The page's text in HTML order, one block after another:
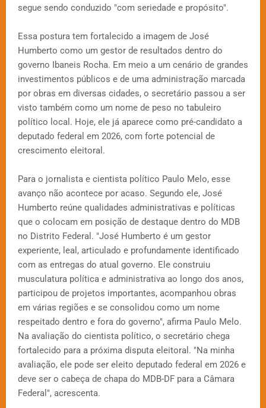
segue sendo conduzido "com seriedade e propósito".
Essa postura tem fortalecido a imagem de José
Humberto como um gestor de resultados dentro do
governo Ibaneis Rocha. Em meio a um cenário de grandes
investimentos públicos e de uma administração marcada
por obras em diversas cidades, o secretário passou a ser
visto também como um nome de peso no tabuleiro
político local. Hoje, ele já aparece como pré-candidato a
deputado federal em 2026, com forte potencial de
crescimento eleitoral.
Para o jornalista e cientista político Paulo Melo, esse
avanço não acontece por acaso. Segundo ele, José
Humberto reúne qualidades administrativas e políticas
que o colocam em posição de destaque dentro do MDB
no Distrito Federal. "José Humberto é um gestor
experiente, leal, articulado e profundamente identificado
com as entregas do atual governo. Ele construiu
musculatura política e administrativa ao longo dos anos,
participou de projetos importantes, acompanhou obras
em várias regiões e se consolidou como um nome
respeitado dentro e fora do governo", afirma Paulo Melo.
Na avaliação do cientista político, o secretário chega
fortalecido para a próxima disputa eleitoral. "Na minha
avaliação, ele pode ser eleito deputado federal em 2026 e
deve ser o cabeça de chapa do MDB-DF para a Câmara
Federal", acrescenta.